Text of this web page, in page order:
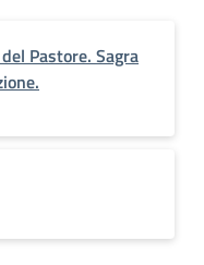
Pastore. Sagra